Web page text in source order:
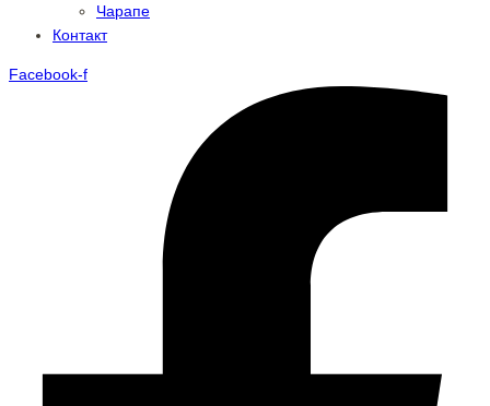
Чарапе
Контакт
Facebook-f